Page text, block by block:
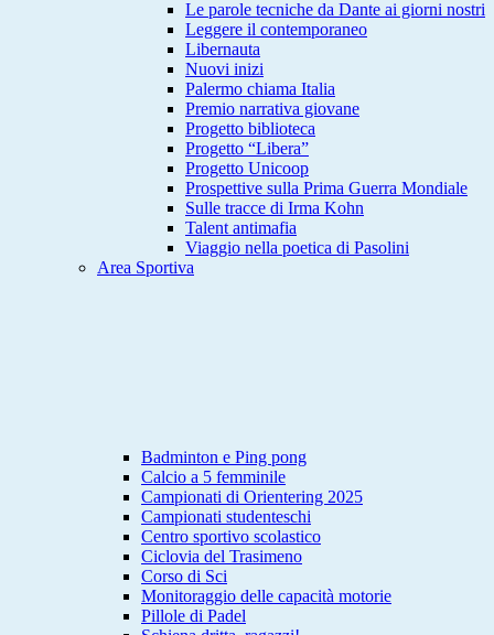
Le parole tecniche da Dante ai giorni nostri
Leggere il contemporaneo
Libernauta
Nuovi inizi
Palermo chiama Italia
Premio narrativa giovane
Progetto biblioteca
Progetto “Libera”
Progetto Unicoop
Prospettive sulla Prima Guerra Mondiale
Sulle tracce di Irma Kohn
Talent antimafia
Viaggio nella poetica di Pasolini
Area Sportiva
Badminton e Ping pong
Calcio a 5 femminile
Campionati di Orientering 2025
Campionati studenteschi
Centro sportivo scolastico
Ciclovia del Trasimeno
Corso di Sci
Monitoraggio delle capacità motorie
Pillole di Padel